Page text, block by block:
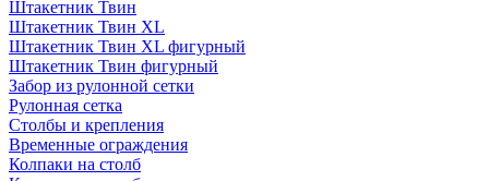
Штакетник Твин
Штакетник Твин XL
Штакетник Твин XL фигурный
Штакетник Твин фигурный
Забор из рулонной сетки
Рулонная сетка
Столбы и крепления
Временные ограждения
Колпаки на столб